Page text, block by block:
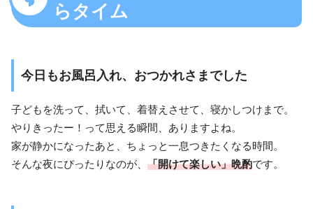
らタイム
今日もお風呂入れ、おつかれさまでした
子どもを洗って、拭いて、着替えさせて、寝かしつけまで。
やりきったー！って思える瞬間、ありますよね。
家が静かになったあと、ちょっと一息つきたくなる時間。
そんな夜にぴったりなのが、 「開けて楽しい」晩酌です。